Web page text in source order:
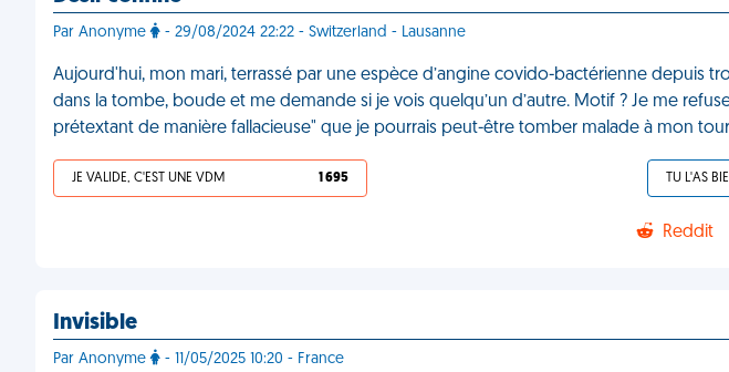
Par Anonyme - 29/08/2024 22:22 - Switzerland - Lausanne
Aujourd'hui, mon mari, terrassé par une espèce d’angine covido-bactérienne depuis
dans la tombe, boude et me demande si je vois quelqu’un d’autre. Motif ? Je me
prétextant de manière fallacieuse" que je pourrais peut-être tomber malade à mon
JE VALIDE, C'EST UNE VDM 1 695 TU L'AS
Reddit
Invisible
Par Anonyme - 11/05/2025 10:20 - France